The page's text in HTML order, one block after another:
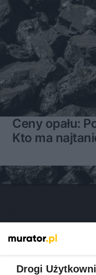
Ceny opału:
Kto ma
Drogi